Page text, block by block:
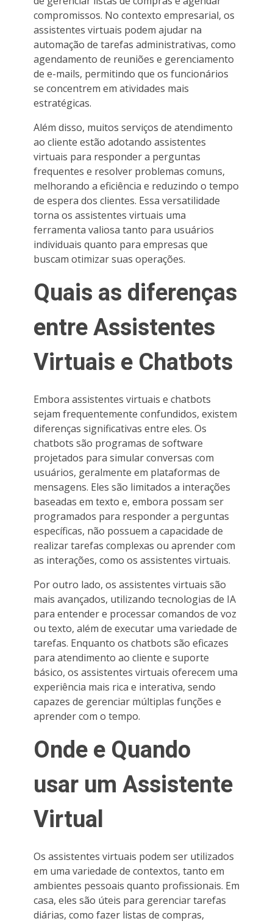
compromissos. No contexto empresarial, os
assistentes virtuais podem ajudar na
automação de tarefas administrativas, como
agendamento de reuniões e gerenciamento
de e-mails, permitindo que os funcionários
se concentrem em atividades mais
estratégicas.
Além disso, muitos serviços de atendimento
ao cliente estão adotando assistentes
virtuais para responder a perguntas
frequentes e resolver problemas comuns,
melhorando a eficiência e reduzindo o tempo
de espera dos clientes. Essa versatilidade
torna os assistentes virtuais uma
ferramenta valiosa tanto para usuários
individuais quanto para empresas que
buscam otimizar suas operações.
Quais as diferenças
entre Assistentes
Virtuais e Chatbots
Embora assistentes virtuais e chatbots
sejam frequentemente confundidos, existem
diferenças significativas entre eles. Os
chatbots são programas de software
projetados para simular conversas com
usuários, geralmente em plataformas de
mensagens. Eles são limitados a interações
baseadas em texto e, embora possam ser
programados para responder a perguntas
específicas, não possuem a capacidade de
realizar tarefas complexas ou aprender com
as interações, como os assistentes virtuais.
Por outro lado, os assistentes virtuais são
mais avançados, utilizando tecnologias de IA
para entender e processar comandos de voz
ou texto, além de executar uma variedade de
tarefas. Enquanto os chatbots são eficazes
para atendimento ao cliente e suporte
básico, os assistentes virtuais oferecem uma
experiência mais rica e interativa, sendo
capazes de gerenciar múltiplas funções e
aprender com o tempo.
Onde e Quando
usar um Assistente
Virtual
Os assistentes virtuais podem ser utilizados
em uma variedade de contextos, tanto em
ambientes pessoais quanto profissionais. Em
casa, eles são úteis para gerenciar tarefas
diárias, como fazer listas de compras,